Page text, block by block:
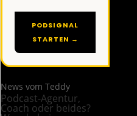
PODSIGNAL
STARTEN →
News vom Teddy
Podcast-Agentur,
Coach oder beides?